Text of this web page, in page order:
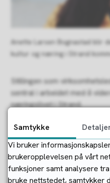
Anette Larsen Bognastad blir
kultur og næring i Strand
Stillingen som
sentral i arbeidet med å
næringslivet i Strand.
Kommunens planer bygger
attraktivitet skapes når det
bosted, arbeidsplasser og et
har et helhetlig blikk på
rolle i å lede utviklingen i
Samtykke
Vi bruker
brukeropplevelsen på vårt
funksjoner samt analysere
bruke nettstedet, samtykker